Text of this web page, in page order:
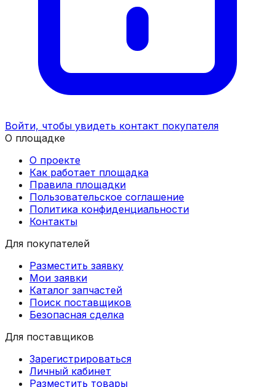
Войти, чтобы увидеть контакт покупателя
О площадке
О проекте
Как работает площадка
Правила площадки
Пользовательское соглашение
Политика конфиденциальности
Контакты
Для покупателей
Разместить заявку
Мои заявки
Каталог запчастей
Поиск поставщиков
Безопасная сделка
Для поставщиков
Зарегистрироваться
Личный кабинет
Разместить товары